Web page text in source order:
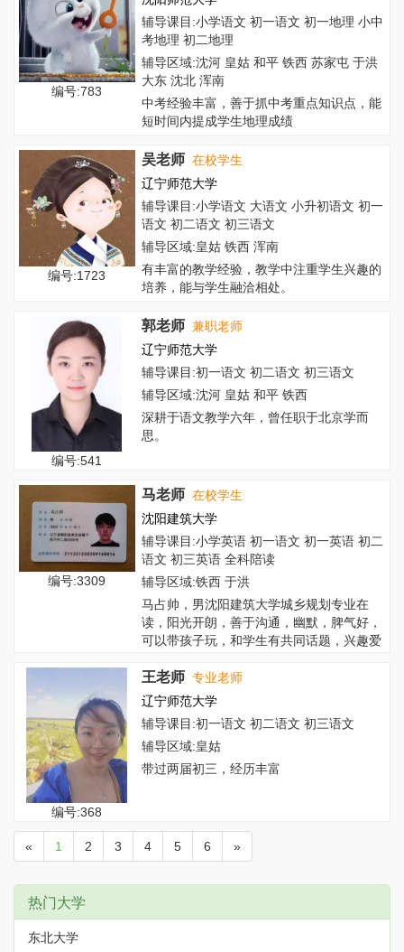
编号:783
辅导课目:小学语文 初一语文 初一地理 小中
考地理 初二地理
辅导区域:沈河 皇姑 和平 铁西 苏家屯 于洪
大东 沈北 浑南
中考经验丰富，善于抓中考重点知识点，能
短时间内提成学生地理成绩
编号:1723
吴老师 在校学生
辽宁师范大学
辅导课目:小学语文 大语文 小升初语文 初一
语文 初二语文 初三语文
辅导区域:皇姑 铁西 浑南
有丰富的教学经验，教学中注重学生兴趣的
培养，能与学生融洽相处。
编号:541
郭老师 兼职老师
辽宁师范大学
辅导课目:初一语文 初二语文 初三语文
辅导区域:沈河 皇姑 和平 铁西
深耕于语文教学六年，曾任职于北京学而
思。
编号:3309
马老师 在校学生
沈阳建筑大学
辅导课目:小学英语 初一语文 初一英语 初二
语文 初三英语 全科陪读
辅导区域:铁西 于洪
马占帅，男沈阳建筑大学城乡规划专业在
读，阳光开朗，善于沟通，幽默，脾气好，
可以带孩子玩，和学生有共同话题，兴趣爱
编号:368
王老师 专业老师
辽宁师范大学
辅导课目:初一语文 初二语文 初三语文
辅导区域:皇姑
带过两届初三，经历丰富
« 1 2 3 4 5 6 »
热门大学
东北大学